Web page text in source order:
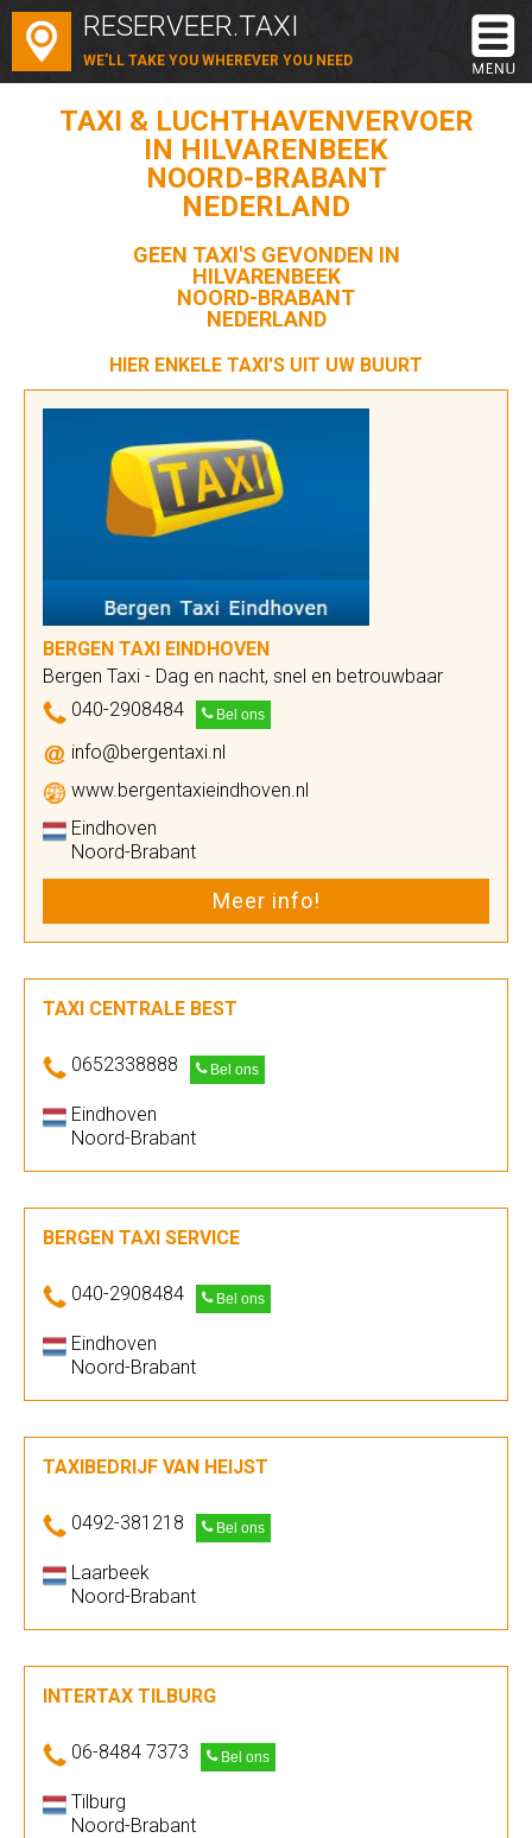
RESERVEER.TAXI
WE'LL TAKE YOU WHEREVER YOU NEED
TAXI & LUCHTHAVENVERVOER
IN HILVARENBEEK
NOORD-BRABANT
NEDERLAND
GEEN TAXI'S GEVONDEN IN
HILVARENBEEK
NOORD-BRABANT
NEDERLAND
HIER ENKELE TAXI'S UIT UW BUURT
BERGEN TAXI EINDHOVEN
Bergen Taxi - Dag en nacht, snel en betrouwbaar
040-2908484
Bel ons
info@bergentaxi.nl
www.bergentaxieindhoven.nl
Eindhoven
Noord-Brabant
Meer info!
TAXI CENTRALE BEST
0652338888 Bel ons
Eindhoven
Noord-Brabant
BERGEN TAXI SERVICE
040-2908484 Bel ons
Eindhoven
Noord-Brabant
TAXIBEDRIJF VAN HEIJST
0492-381218 Bel ons
Laarbeek
Noord-Brabant
INTERTAX TILBURG
06-8484 7373 Bel ons
Tilburg
Noord-Brabant